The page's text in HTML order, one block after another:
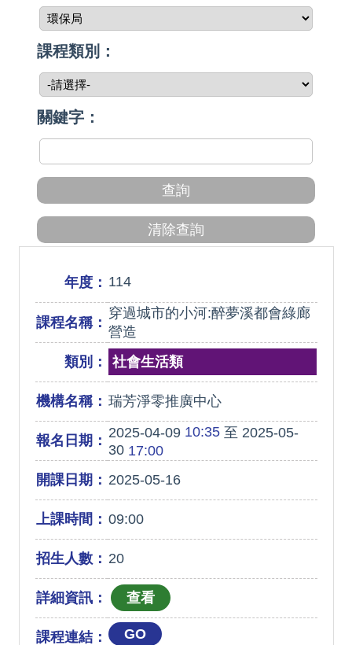
課程類別：
關鍵字：
年度： 114
課程名稱：
穿過城市的小河:醉夢溪都會綠廊
營造
類別：
社會生活類
機構名稱： 瑞芳淨零推廣中心
報名日期： 2025-04-0910:35至 2025-05-
3017:00
開課日期： 2025-05-16
上課時間： 09:00
招生人數： 20
詳細資訊：
課程連結： GO